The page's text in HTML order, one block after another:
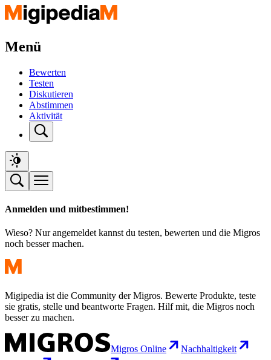
Menü
Bewerten
Testen
Diskutieren
Abstimmen
Aktivität
Anmelden und mitbestimmen!
Wieso? Nur angemeldet kannst du testen, bewerten und die Migros
noch besser machen.
Migipedia ist die Community der Migros. Bewerte Produkte, teste
sie gratis, stelle und beantworte Fragen. Hilf mit, die Migros noch
besser zu machen.
Migros Online
Nachhaltigkeit